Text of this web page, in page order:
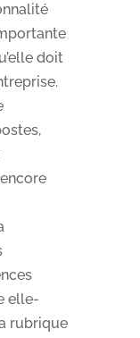
doit
elle-
rubrique